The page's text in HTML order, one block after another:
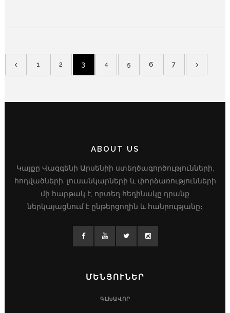
1 2 3 4 5 6 7
ABOUT US
Կայքը Վազգենի Արսենիի ստեղծագործությունների,
հոդվածների, լուսանկարների և փորձառությունների
մի հարթակ է, որտեղ հեղինակը դրանք
ներկայացնում է ընթերցողին և հանրությանը։
ՄԵՆՅՈՒՆԵՐ
ԳԼԽԱՎՈՐ